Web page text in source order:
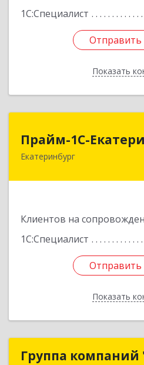
1С:Специалист
Отправить
Показать
Отправить
Назад
Прайм-1С-
Екатеринбург
Клиентов на
1С:Специалист
Отправить
Показать
Прайм-
620142, Свердловская
Отправить
Назад
Группа компаний
Группа